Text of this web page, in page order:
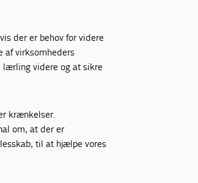
der er behov for videre
af virksomheders
videre og at sikre
krænkelser.
om, at der er
til at hjælpe vores